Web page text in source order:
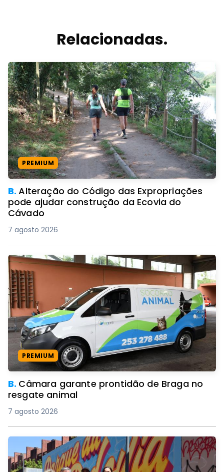
Relacionadas.
PREMIUM
B.Alteração do Código das Expropriações
pode ajudar construção da Ecovia do
Cávado
7 agosto 2026
PREMIUM
B. Câmara garante prontidão de Braga no
resgate animal
7 agosto 2026